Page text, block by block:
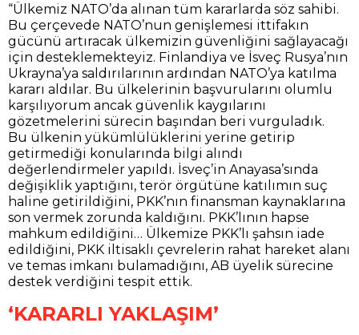
“Ülkemiz NATO’da alınan tüm kararlarda söz sahibi.
Bu çerçevede NATO’nun genişlemesi ittifakın
gücünü artıracak ülkemizin güvenliğini sağlayacağı
için desteklemekteyiz. Finlandiya ve İsveç Rusya’nın
Ukrayna’ya saldırılarının ardından NATO’ya katılma
kararı aldılar. Bu ülkelerinin başvurularını olumlu
karşılıyorum ancak güvenlik kaygılarını
gözetmelerini sürecin başından beri vurguladık.
Bu ülkenin yükümlülüklerini yerine getirip
getirmediği konularında bilgi alındı
değerlendirmeler yapıldı. İsveç’in Anayasa’sında
değişiklik yaptığını, terör örgütüne katılımın suç
haline getirildiğini, PKK’nın finansman kaynaklarına
son vermek zorunda kaldığını. PKK’lının hapse
mahkum edildiğini… Ülkemize PKK’lı şahsın iade
edildiğini, PKK iltisaklı çevrelerin rahat hareket alanı
ve temas imkanı bulamadığını, AB üyelik sürecine
destek verdiğini tespit ettik.
‘KARARLI YAKLAŞIM’